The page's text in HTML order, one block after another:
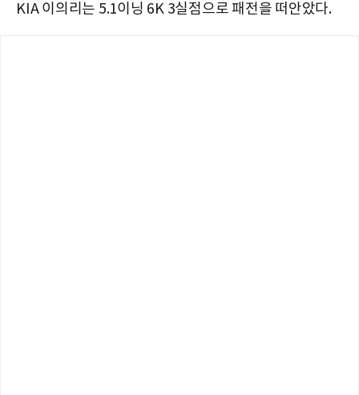
KIA 이의리는 5.1이닝 6K 3실점으로 패전을 떠안았다.